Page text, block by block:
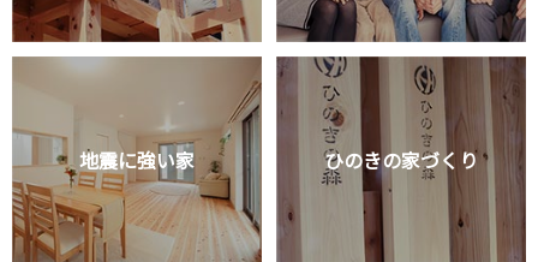
地震に強い家 ひのきの家づくり